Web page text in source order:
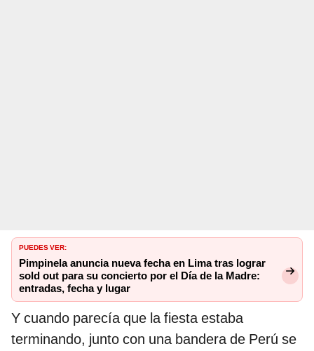
PUEDES VER:
Pimpinela anuncia nueva fecha en Lima tras lograr
sold out para su concierto por el Día de la Madre:
entradas, fecha y lugar
Y cuando parecía que la fiesta estaba
terminando, junto con una bandera de Perú se